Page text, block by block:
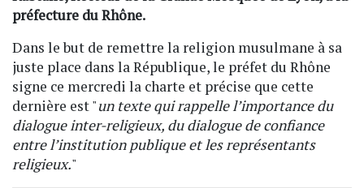
préfecture du Rhône.
Dans le but de remettre la religion musulmane à sa
juste place dans la République, le préfet du Rhône
signe ce mercredi la charte et précise que cette
dernière est "un texte qui rappelle l’importance du
dialogue inter-religieux, du dialogue de confiance
entre l’institution publique et les représentants
religieux."